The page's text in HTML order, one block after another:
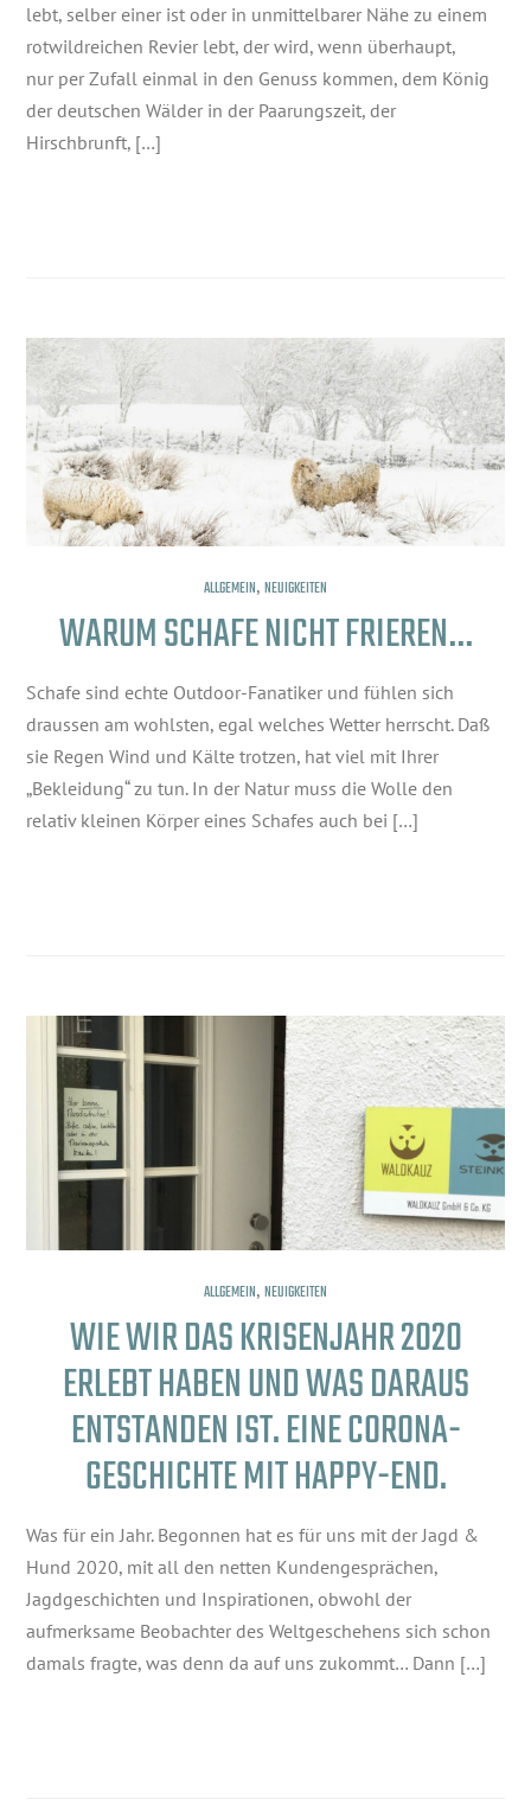
lebt, selber einer ist oder in unmittelbarer Nähe zu einem
rotwildreichen Revier lebt, der wird, wenn überhaupt,
nur per Zufall einmal in den Genuss kommen, dem König
der deutschen Wälder in der Paarungszeit, der
Hirschbrunft, […]
ALLGEMEIN, NEUIGKEITEN
WARUM SCHAFE NICHT FRIEREN…
Schafe sind echte Outdoor-Fanatiker und fühlen sich
draussen am wohlsten, egal welches Wetter herrscht. Daß
sie Regen Wind und Kälte trotzen, hat viel mit Ihrer
„Bekleidung“ zu tun. In der Natur muss die Wolle den
relativ kleinen Körper eines Schafes auch bei […]
ALLGEMEIN, NEUIGKEITEN
WIE WIR DAS KRISENJAHR 2020
ERLEBT HABEN UND WAS DARAUS
ENTSTANDEN IST. EINE CORONA-
GESCHICHTE MIT HAPPY-END.
Was für ein Jahr. Begonnen hat es für uns mit der Jagd &
Hund 2020, mit all den netten Kundengesprächen,
Jagdgeschichten und Inspirationen, obwohl der
aufmerksame Beobachter des Weltgeschehens sich schon
damals fragte, was denn da auf uns zukommt… Dann […]